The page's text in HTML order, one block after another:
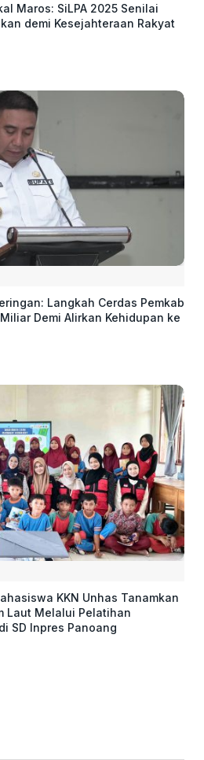
Maros: SiLPA 2025 Senilai
demi Kesejahteraan Rakyat
Langkah Cerdas Pemkab
Demi Alirkan Kehidupan ke
KKN Unhas Tanamkan
Laut Melalui Pelatihan
SD Inpres Panoang